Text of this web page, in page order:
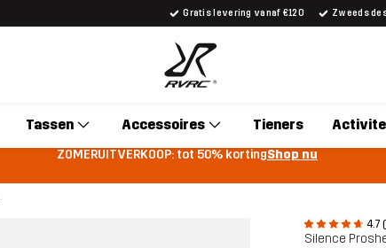
Gratis levering vanaf €120 Zweeds
Tassen Accessoires Tieners
ZOMERUITVERKOOP: tot 50% kortingShop nu
4.7
Silence